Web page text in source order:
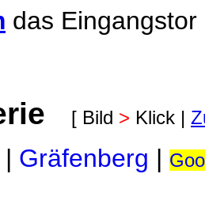
das
[ Bild > Klick |
| Gräfenberg |